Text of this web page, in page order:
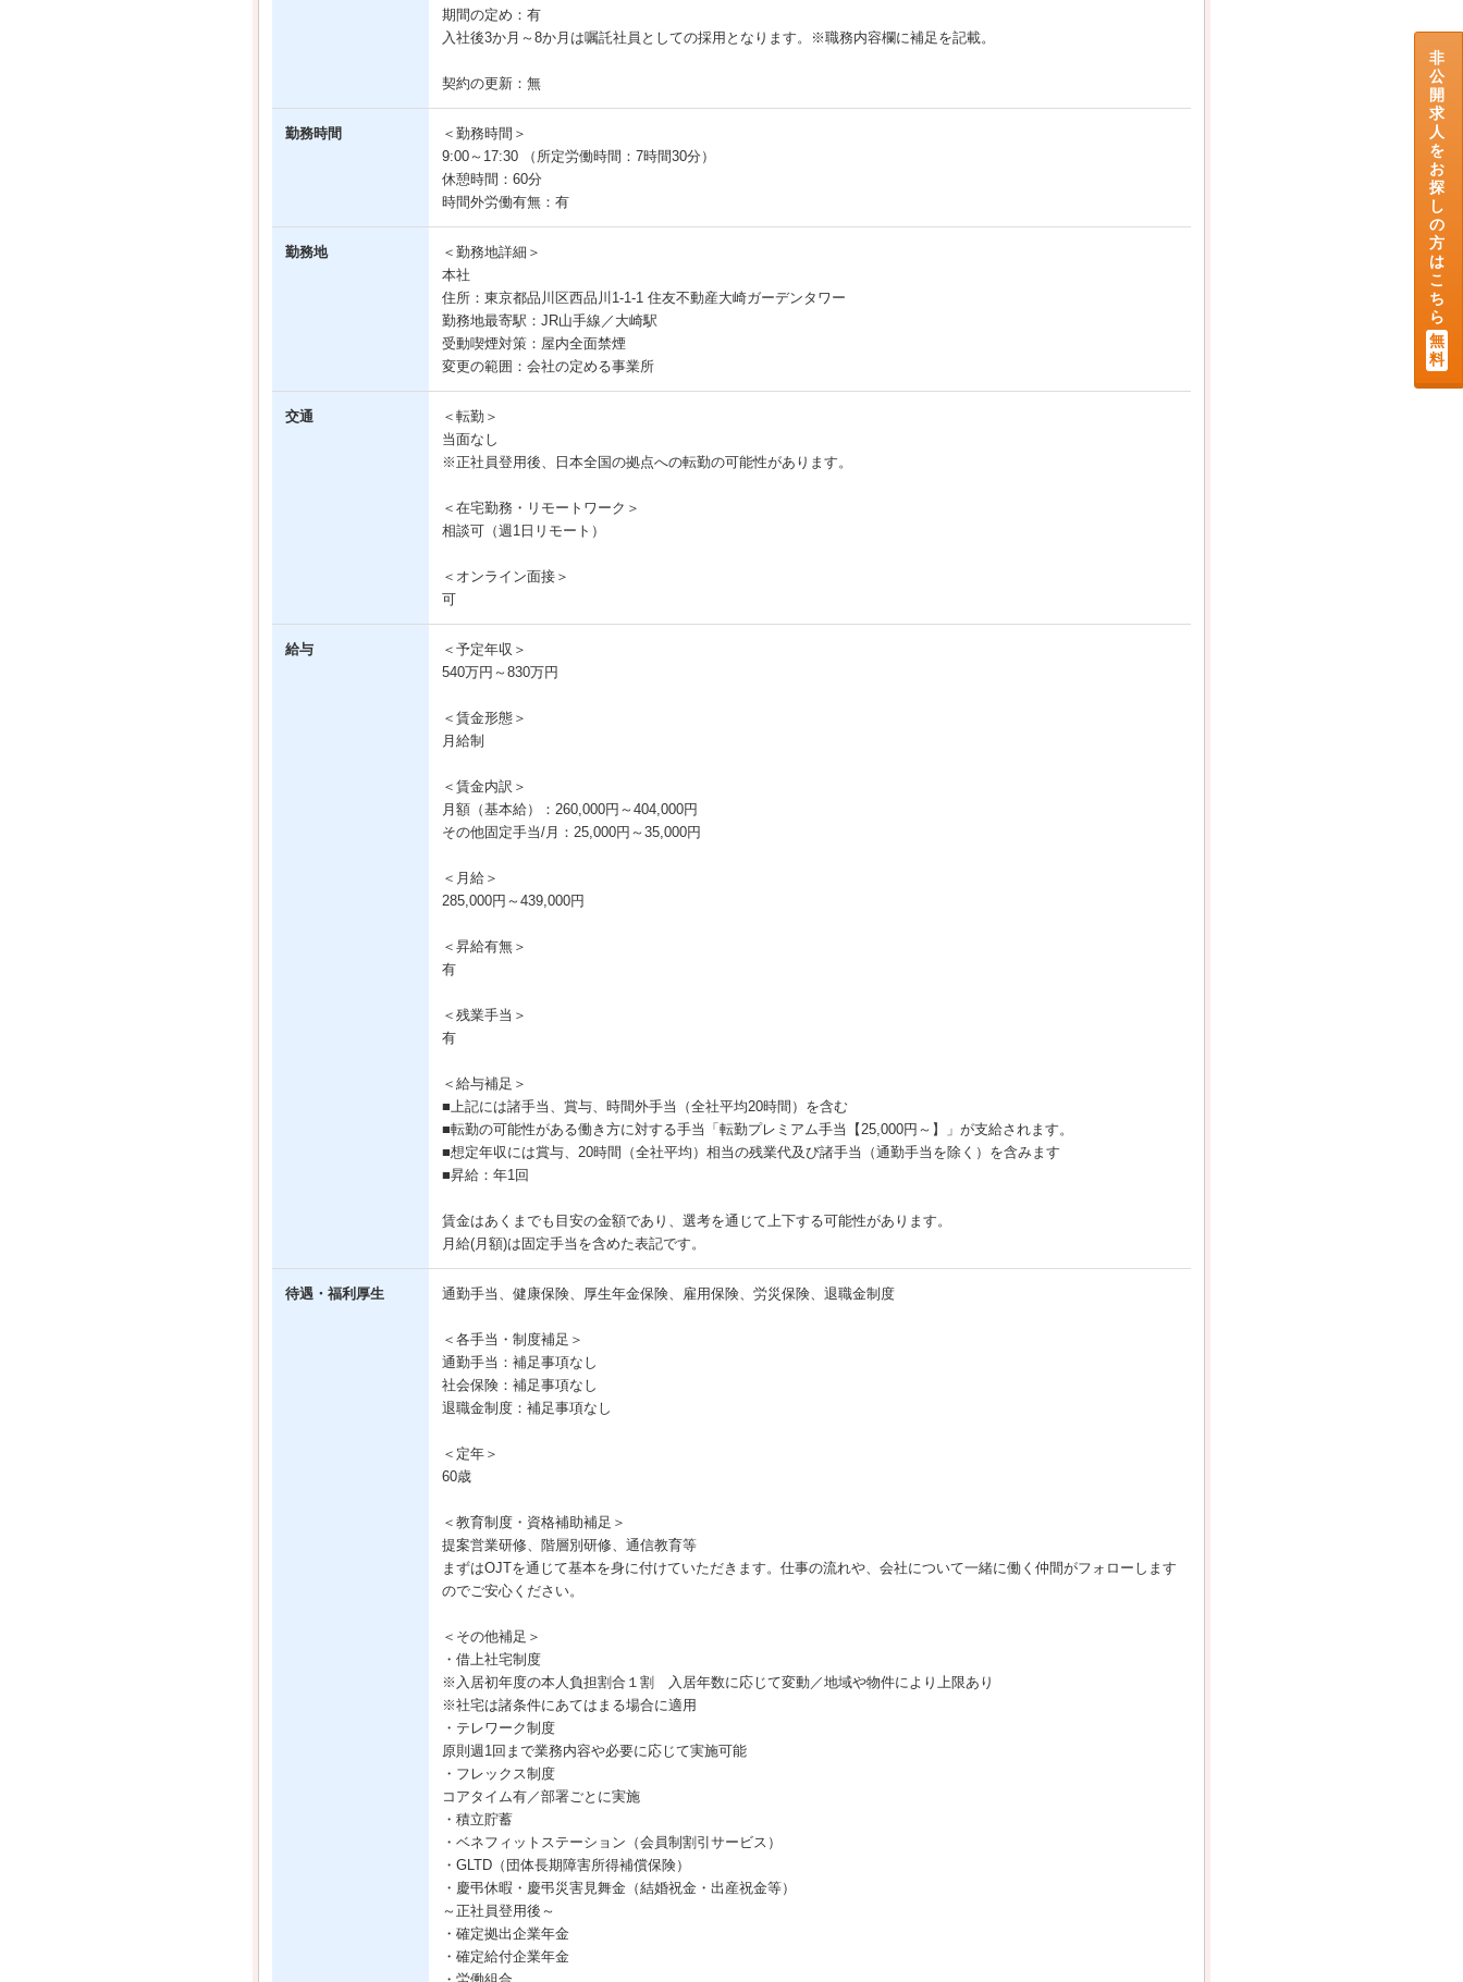
期間の定め：有
入社後3か月～8か月は嘱託社員としての採用となります。※職務内容欄に補足を記載。
契約の更新：無
勤務時間
＜勤務時間＞
9:00～17:30 （所定労働時間：7時間30分）
休憩時間：60分
時間外労働有無：有
勤務地
＜勤務地詳細＞
本社
住所：東京都品川区西品川1-1-1 住友不動産大崎ガーデンタワー
勤務地最寄駅：JR山手線／大崎駅
受動喫煙対策：屋内全面禁煙
変更の範囲：会社の定める事業所
交通
＜転勤＞
当面なし
※正社員登用後、日本全国の拠点への転勤の可能性があります。
＜在宅勤務・リモートワーク＞
相談可（週1日リモート）
＜オンライン面接＞
可
給与
＜予定年収＞
540万円～830万円
＜賃金形態＞
月給制
＜賃金内訳＞
月額（基本給）：260,000円～404,000円
その他固定手当/月：25,000円～35,000円
＜月給＞
285,000円～439,000円
＜昇給有無＞
有
＜残業手当＞
有
＜給与補足＞
■上記には諸手当、賞与、時間外手当（全社平均20時間）を含む
■転勤の可能性がある働き方に対する手当「転勤プレミアム手当【25,000円～】」が支給されます。
■想定年収には賞与、20時間（全社平均）相当の残業代及び諸手当（通勤手当を除く）を含みます
■昇給：年1回
賃金はあくまでも目安の金額であり、選考を通じて上下する可能性があります。
月給(月額)は固定手当を含めた表記です。
待遇・福利厚生 通勤手当、健康保険、厚生年金保険、雇用保険、労災保険、退職金制度
＜各手当・制度補足＞
通勤手当：補足事項なし
社会保険：補足事項なし
退職金制度：補足事項なし
＜定年＞
60歳
＜教育制度・資格補助補足＞
提案営業研修、階層別研修、通信教育等
まずはOJTを通じて基本を身に付けていただきます。仕事の流れや、会社について一緒に働く仲間がフォローします
のでご安心ください。
＜その他補足＞
・借上社宅制度
※入居初年度の本人負担割合１割 入居年数に応じて変動／地域や物件により上限あり
※社宅は諸条件にあてはまる場合に適用
・テレワーク制度
原則週1回まで業務内容や必要に応じて実施可能
・フレックス制度
コアタイム有／部署ごとに実施
・積立貯蓄
・ベネフィットステーション（会員制割引サービス）
・GLTD（団体長期障害所得補償保険）
・慶弔休暇・慶弔災害見舞金（結婚祝金・出産祝金等）
～正社員登用後～
・確定拠出企業年金
・確定給付企業年金
非
公
開
求
人
を
お
探
し
の
方
は
こ
ち
ら
無
料